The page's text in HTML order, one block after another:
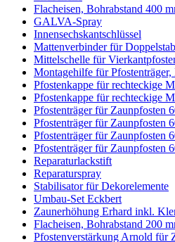
Flacheisen, Bohrabstand 400
GALVA-Spray
Innensechskantschlüssel
Mattenverbinder für
Mittelschelle für
Montagehilfe für
Pfostenkappe für rechteckige
Pfostenkappe für rechteckige
Pfostenträger für Zaunpfosten
Pfostenträger für Zaunpfosten
Pfostenträger für Zaunpfosten
Pfostenträger für Zaunpfosten
Reparaturlackstift
Reparaturspray
Stabilisator für Dekorelemente
Umbau-Set Eckbert
Zaunerhöhung Erhard inkl.
Flacheisen, Bohrabstand 200
Pfostenverstärkung Arnold für